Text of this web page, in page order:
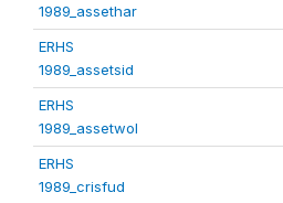
1989_assethar
ERHS
1989_assetsid
ERHS
1989_assetwol
ERHS
1989_crisfud